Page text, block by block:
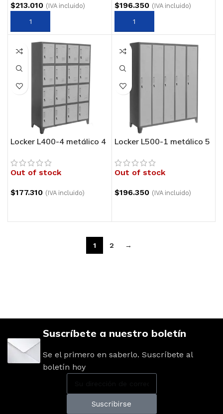
$213.010 (IVA incluido) $196.350 (IVA incluido)
Locker L400-4 metálico 4
Out of stock
$177.310 (IVA incluido)
Locker L500-1 metálico 5
Out of stock
$196.350 (IVA incluido)
1 2 →
Suscríbete a nuestro boletín
Se el primero en saberlo. Suscríbete al
boletín hoy
Suscribirse